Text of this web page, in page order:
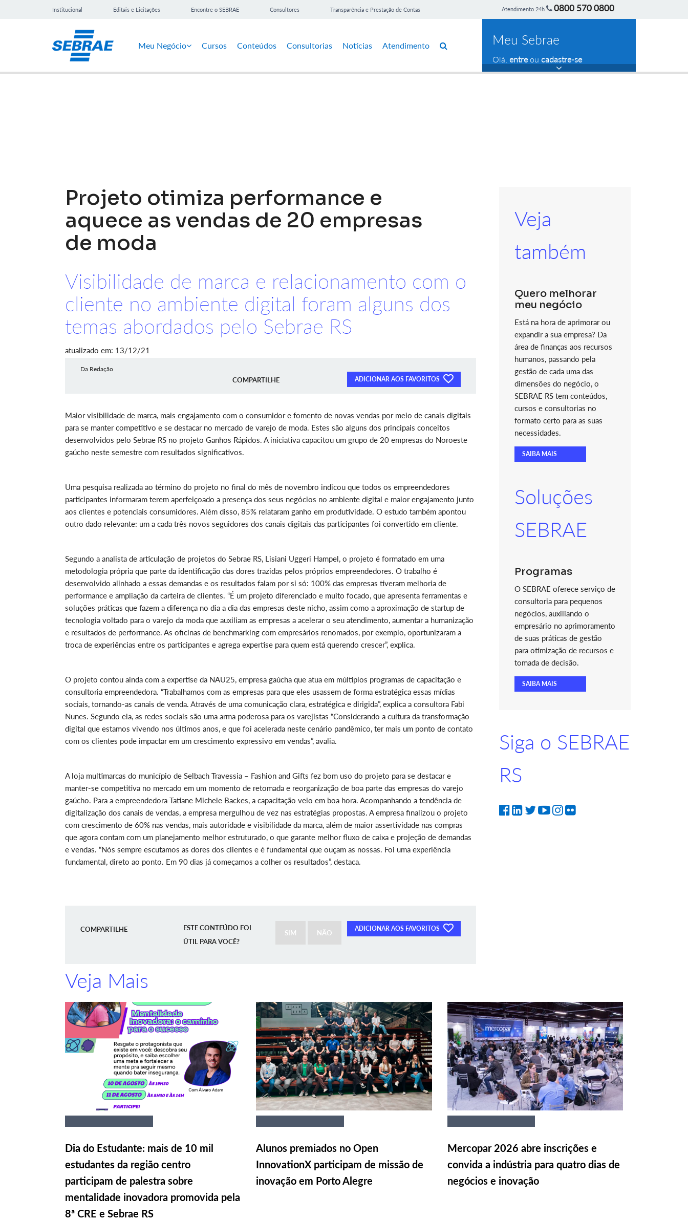
Institucional Editais e Licitações Encontre o SEBRAE Consultores Transparência e Prestação de Contas Atendimento 24h 0800 570 0800
Meu Negócio Cursos Conteúdos Consultorias Notícias Atendimento Meu Sebrae
Olá, entreou cadastre-se
Projeto otimiza performance e
aquece as vendas de 20 empresas
de moda
Visibilidade de marca e relacionamento com o
cliente no ambiente digital foram alguns dos
temas abordados pelo Sebrae RS
atualizado em: 13/12/21
Da Redação
COMPARTILHE ADICIONAR AOS FAVORITOS
Maior visibilidade de marca, mais engajamento com o consumidor e fomento de novas vendas por meio de canais digitais
para se manter competitivo e se destacar no mercado de varejo de moda. Estes são alguns dos principais conceitos
desenvolvidos pelo Sebrae RS no projeto Ganhos Rápidos. A iniciativa capacitou um grupo de 20 empresas do Noroeste
gaúcho neste semestre com resultados significativos.
Uma pesquisa realizada ao término do projeto no final do mês de novembro indicou que todos os empreendedores
participantes informaram terem aperfeiçoado a presença dos seus negócios no ambiente digital e maior engajamento junto
aos clientes e potenciais consumidores. Além disso, 85% relataram ganho em produtividade. O estudo também apontou
outro dado relevante: um a cada três novos seguidores dos canais digitais das participantes foi convertido em cliente.
Segundo a analista de articulação de projetos do Sebrae RS, Lisiani Uggeri Hampel, o projeto é formatado em uma
metodologia própria que parte da identificação das dores trazidas pelos próprios empreendedores. O trabalho é
desenvolvido alinhado a essas demandas e os resultados falam por si só: 100% das empresas tiveram melhoria de
performance e ampliação da carteira de clientes. “É um projeto diferenciado e muito focado, que apresenta ferramentas e
soluções práticas que fazem a diferença no dia a dia das empresas deste nicho, assim como a aproximação de startup de
tecnologia voltado para o varejo da moda que auxiliam as empresas a acelerar o seu atendimento, aumentar a humanização
e resultados de performance. As oficinas de benchmarking com empresários renomados, por exemplo, oportunizaram a
troca de experiências entre os participantes e agrega expertise para quem está querendo crescer”, explica.
O projeto contou ainda com a expertise da NAU25, empresa gaúcha que atua em múltiplos programas de capacitação e
consultoria empreendedora. “Trabalhamos com as empresas para que eles usassem de forma estratégica essas mídias
sociais, tornando-as canais de venda. Através de uma comunicação clara, estratégica e dirigida”, explica a consultora Fabi
Nunes. Segundo ela, as redes sociais são uma arma poderosa para os varejistas “Considerando a cultura da transformação
digital que estamos vivendo nos últimos anos, e que foi acelerada neste cenário pandêmico, ter mais um ponto de contato
com os clientes pode impactar em um crescimento expressivo em vendas”, avalia.
A loja multimarcas do município de Selbach Travessia – Fashion and Gifts fez bom uso do projeto para se destacar e
manter-se competitiva no mercado em um momento de retomada e reorganização de boa parte das empresas do varejo
gaúcho. Para a empreendedora Tatiane Michele Backes, a capacitação veio em boa hora. Acompanhando a tendência de
digitalização dos canais de vendas, a empresa mergulhou de vez nas estratégias propostas. A empresa finalizou o projeto
com crescimento de 60% nas vendas, mais autoridade e visibilidade da marca, além de maior assertividade nas compras
que agora contam com um planejamento melhor estruturado, o que garante melhor fluxo de caixa e projeção de demandas
e vendas. “Nós sempre escutamos as dores dos clientes e é fundamental que ouçam as nossas. Foi uma experiência
fundamental, direto ao ponto. Em 90 dias já começamos a colher os resultados”, destaca.
COMPARTILHE ADICIONAR AOS FAVORITOS
ESTE CONTEÚDO FOI
ÚTIL PARA VOCÊ?
SIM NÃO
Veja
também
Quero melhorar
meu negócio
Está na hora de aprimorar ou
expandir a sua empresa? Da
área de finanças aos recursos
humanos, passando pela
gestão de cada uma das
dimensões do negócio, o
SEBRAE RS tem conteúdos,
cursos e consultorias no
formato certo para as suas
necessidades.
SAIBA MAIS
Soluções
SEBRAE
Programas
O SEBRAE oferece serviço de
consultoria para pequenos
negócios, auxiliando o
empresário no aprimoramento
de suas práticas de gestão
para otimização de recursos e
tomada de decisão.
SAIBA MAIS
Siga o SEBRAE
RS
Veja Mais
Dia do Estudante: mais de 10 mil
estudantes da região centro
participam de palestra sobre
mentalidade inovadora promovida pela
8ª CRE e Sebrae RS
Alunos premiados no Open
InnovationX participam de missão de
inovação em Porto Alegre
Mercopar 2026 abre inscrições e
convida a indústria para quatro dias de
negócios e inovação